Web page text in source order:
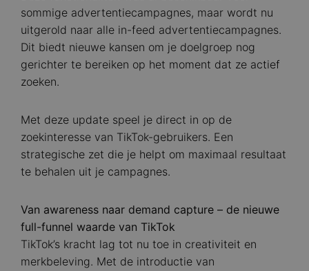
sommige advertentiecampagnes, maar wordt nu
uitgerold naar alle in-feed advertentiecampagnes.
Dit biedt nieuwe kansen om je doelgroep nog
gerichter te bereiken op het moment dat ze actief
zoeken.
Met deze update speel je direct in op de
zoekinteresse van TikTok-gebruikers. Een
strategische zet die je helpt om maximaal resultaat
te behalen uit je campagnes.
Van awareness naar demand capture – de nieuwe
full-funnel waarde van TikTok
TikTok’s kracht lag tot nu toe in creativiteit en
merkbeleving. Met de introductie van